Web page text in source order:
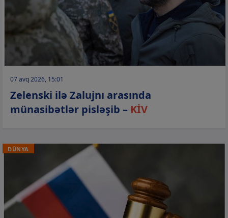
07 avq 2026, 15:01
Zelenski ilə Zalujnı arasında
münasibətlər pisləşib – KİV
DÜNYA